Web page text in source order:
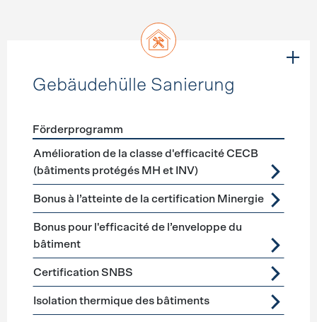
Gebäudehülle Sanierung
Förderprogramme Gebäudehülle Sanierung
Förderprogramm
Amélioration de la classe d'efficacité CECB
(bâtiments protégés MH et INV)
Bonus à l’atteinte de la certification Minergie
Bonus pour l'efficacité de l’enveloppe du
bâtiment
Certification SNBS
Isolation thermique des bâtiments